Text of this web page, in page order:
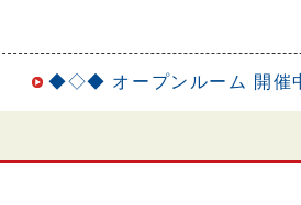
◆◇◆ オープンルーム 開